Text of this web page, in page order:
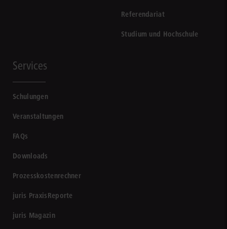
Referendariat
Studium und Hochschule
Services
Schulungen
Veranstaltungen
FAQs
Downloads
Prozesskostenrechner
juris PraxisReporte
juris Magazin